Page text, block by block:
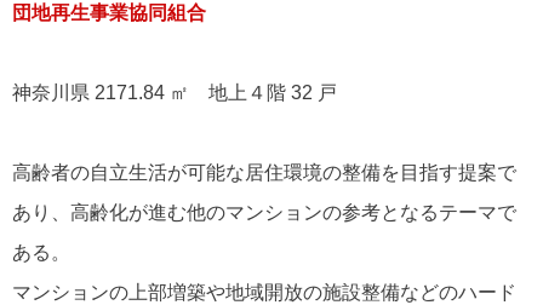
団地再生事業協同組合
神奈川県 2171.84 ㎡ 地上４階 32 戸
高齢者の自立生活が可能な居住環境の整備を目指す提案で
あり、高齢化が進む他のマンションの参考となるテーマで
ある。
マンションの上部増築や地域開放の施設整備などのハード